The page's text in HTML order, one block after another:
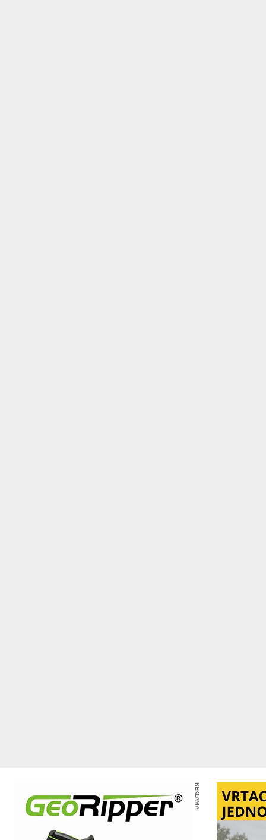
REKLAMA